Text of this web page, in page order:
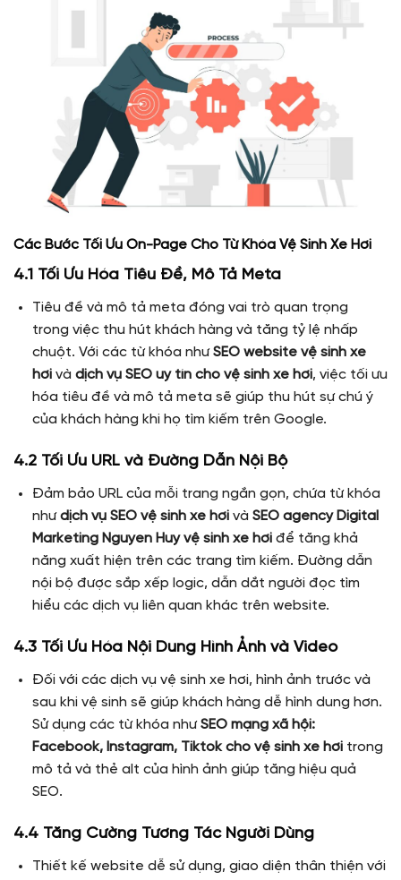
Các Bước Tối Ưu On-Page Cho Từ Khóa Vệ Sinh Xe Hơi
4.1 Tối Ưu Hóa Tiêu Đề, Mô Tả Meta
Tiêu đề và mô tả meta đóng vai trò quan trọng
trong việc thu hút khách hàng và tăng tỷ lệ nhấp
chuột. Với các từ khóa nhưSEO website vệ sinh xe
hơivà dịch vụ SEO uy tín cho vệ sinh xe hơi, việc tối ưu
hóa tiêu đề và mô tả meta sẽ giúp thu hút sự chú ý
của khách hàng khi họ tìm kiếm trên Google.
4.2 Tối Ưu URL và Đường Dẫn Nội Bộ
Đảm bảo URL của mỗi trang ngắn gọn, chứa từ khóa
nhưdịch vụ SEO vệ sinh xe hơivà SEO agency Digital
Marketing Nguyen Huy vệ sinh xe hơiđể tăng khả
năng xuất hiện trên các trang tìm kiếm. Đường dẫn
nội bộ được sắp xếp logic, dẫn dắt người đọc tìm
hiểu các dịch vụ liên quan khác trên website.
4.3 Tối Ưu Hóa Nội Dung Hình Ảnh và Video
Đối với các dịch vụ vệ sinh xe hơi, hình ảnh trước và
sau khi vệ sinh sẽ giúp khách hàng dễ hình dung hơn.
Sử dụng các từ khóa nhưSEO mạng xã hội:
Facebook, Instagram, Tiktok cho vệ sinh xe hơitrong
mô tả và thẻ alt của hình ảnh giúp tăng hiệu quả
SEO.
4.4 Tăng Cường Tương Tác Người Dùng
Thiết kế website dễ sử dụng, giao diện thân thiện với